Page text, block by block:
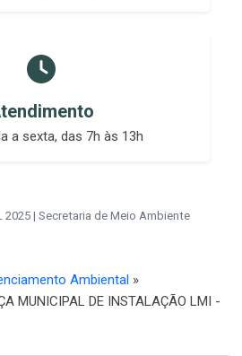
a sexta, das 7h às 13h
2025 | Secretaria de Meio Ambiente
Ambiental »
MUNICIPAL DE INSTALAÇÃO LMI -